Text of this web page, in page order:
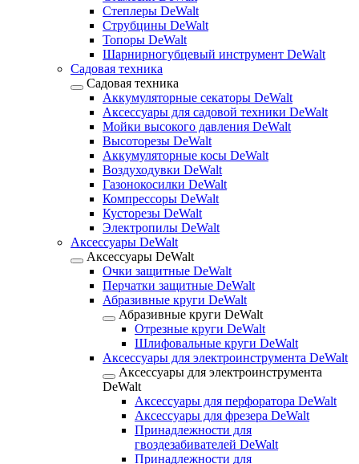
Степлеры DeWalt
Струбцины DeWalt
Топоры DeWalt
Шарнирногубцевый инструмент DeWalt
Садовая техника
Садовая техника
Аккумуляторные секаторы DeWalt
Аксессуары для садовой техники DeWalt
Мойки высокого давления DeWalt
Высоторезы DeWalt
Аккумуляторные косы DeWalt
Воздуходувки DeWalt
Газонокосилки DeWalt
Компрессоры DeWalt
Кусторезы DeWalt
Электропилы DeWalt
Аксессуары DeWalt
Аксессуары DeWalt
Очки защитные DeWalt
Перчатки защитные DeWalt
Абразивные круги DeWalt
Абразивные круги DeWalt
Отрезные круги DeWalt
Шлифовальные круги DeWalt
Аксессуары для электроинструмента DeWalt
Аксессуары для электроинструмента
DeWalt
Аксессуары для перфоратора DeWalt
Аксессуары для фрезера DeWalt
Принадлежности для
гвоздезабивателей DeWalt
Принадлежности для